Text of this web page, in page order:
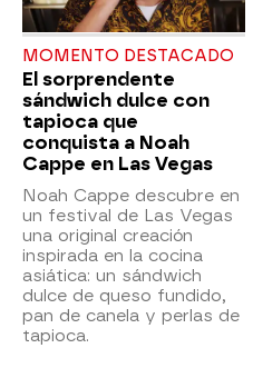
MOMENTO DESTACADO
El sorprendente
sándwich dulce con
tapioca que
conquista a Noah
Cappe en Las Vegas
Noah Cappe descubre en
un festival de Las Vegas
una original creación
inspirada en la cocina
asiática: un sándwich
dulce de queso fundido,
pan de canela y perlas de
tapioca.